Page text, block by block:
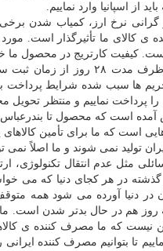
از اسپانیا وارد نماییم.
گرانی نرخ ارز، کمیاب شدن
ی کالای ما تأثیرگذار است.
کیفیت کارتریج در محصول ما
در گذشته ما ظرف مدت
آمده است که محصول تا
است که ما برای تأمین کالاهای
تولید نمی شوند و ما اصلاً نمی
مثل عدم انتقال
در هر کجای دنیا که می
در دنیا آورده می شود همه
هم در حال بدتر شدن است. ما
نیست که ما مصرف کننده ی
تا بتوانیم مصرف کننده